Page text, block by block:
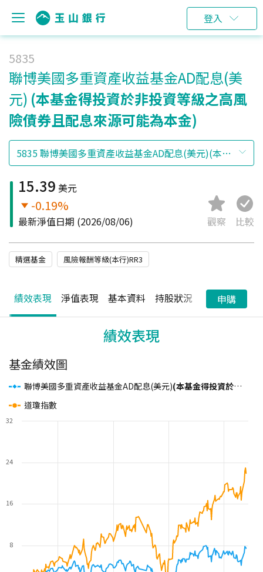
登入
5835
聯博美國多重資產收益基金AD配息(美
元) (本基金得投資於非投資等級之高風
險債券且配息來源可能為本金)
15.39 美元
-0.19%
最新淨值日期 (2026/08/06) 觀察 比較
精選基金 風險報酬等級(本行)RR3
績效表現 淨值表現 基本資料 持股狀況 配息狀況
申購
績效表現
基金績效圖
聯博美國多重資產收益基金AD配息(美元)(本基金得投資於非投資等級之高風險債券且配息來源可能為本金)
道瓊指數
8
16
24
32